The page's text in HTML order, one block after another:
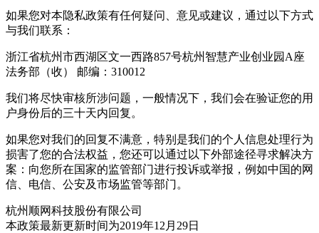
如果您对本隐私政策有任何疑问、意见或建议，通过以下方式
与我们联系：
浙江省杭州市西湖区文一西路857号杭州智慧产业创业园A座
法务部（收） 邮编：310012
我们将尽快审核所涉问题，一般情况下，我们会在验证您的用
户身份后的三十天内回复。
如果您对我们的回复不满意，特别是我们的个人信息处理行为
损害了您的合法权益，您还可以通过以下外部途径寻求解决方
案：向您所在国家的监管部门进行投诉或举报，例如中国的网
信、电信、公安及市场监管等部门。
杭州顺网科技股份有限公司
本政策最新更新时间为2019年12月29日